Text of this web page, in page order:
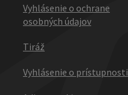
Vyhlásenie o ochrane
osobných údajov
Tiráž
Vyhlásenie o prístupnosti